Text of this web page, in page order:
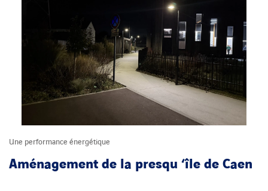
Une performance énergétique
Aménagement de la presqu ‘île de Caen